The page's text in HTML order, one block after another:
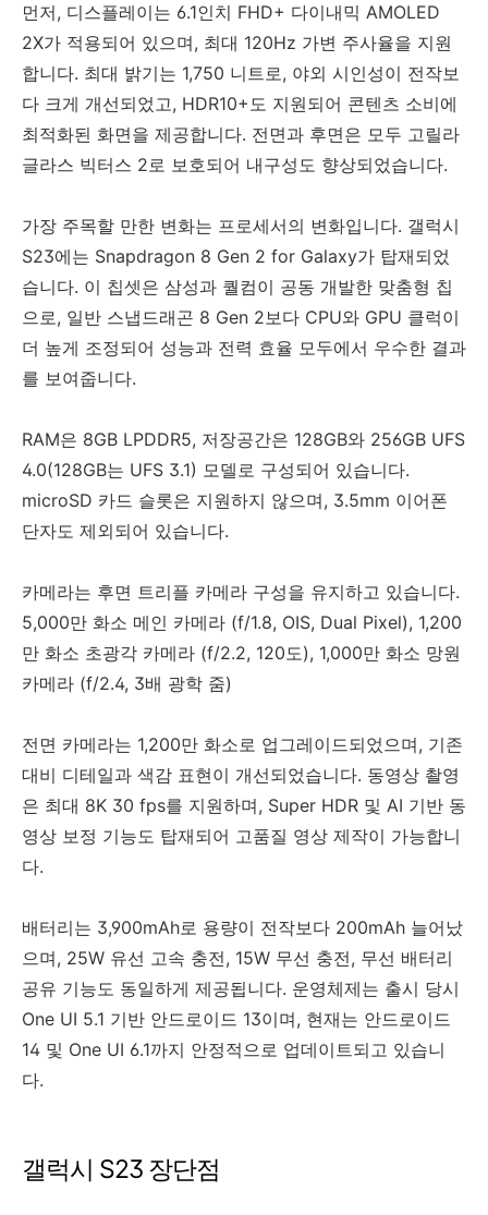
먼저, 디스플레이는 6.1인치 FHD+ 다이내믹 AMOLED
2X가 적용되어 있으며, 최대 120Hz 가변 주사율을 지원
합니다. 최대 밝기는 1,750 니트로, 야외 시인성이 전작보
다 크게 개선되었고, HDR10+도 지원되어 콘텐츠 소비에
최적화된 화면을 제공합니다. 전면과 후면은 모두 고릴라
글라스 빅터스 2로 보호되어 내구성도 향상되었습니다.
가장 주목할 만한 변화는 프로세서의 변화입니다. 갤럭시
S23에는 Snapdragon 8 Gen 2 for Galaxy가 탑재되었
습니다. 이 칩셋은 삼성과 퀄컴이 공동 개발한 맞춤형 칩
으로, 일반 스냅드래곤 8 Gen 2보다 CPU와 GPU 클럭이
더 높게 조정되어 성능과 전력 효율 모두에서 우수한 결과
를 보여줍니다.
RAM은 8GB LPDDR5, 저장공간은 128GB와 256GB UFS
4.0(128GB는 UFS 3.1) 모델로 구성되어 있습니다.
microSD 카드 슬롯은 지원하지 않으며, 3.5mm 이어폰
단자도 제외되어 있습니다.
카메라는 후면 트리플 카메라 구성을 유지하고 있습니다.
5,000만 화소 메인 카메라 (f/1.8, OIS, Dual Pixel), 1,200
만 화소 초광각 카메라 (f/2.2, 120도), 1,000만 화소 망원
카메라 (f/2.4, 3배 광학 줌)
전면 카메라는 1,200만 화소로 업그레이드되었으며, 기존
대비 디테일과 색감 표현이 개선되었습니다. 동영상 촬영
은 최대 8K 30 fps를 지원하며, Super HDR 및 AI 기반 동
영상 보정 기능도 탑재되어 고품질 영상 제작이 가능합니
다.
배터리는 3,900mAh로 용량이 전작보다 200mAh 늘어났
으며, 25W 유선 고속 충전, 15W 무선 충전, 무선 배터리
공유 기능도 동일하게 제공됩니다. 운영체제는 출시 당시
One UI 5.1 기반 안드로이드 13이며, 현재는 안드로이드
14 및 One UI 6.1까지 안정적으로 업데이트되고 있습니
다.
갤럭시 S23 장단점